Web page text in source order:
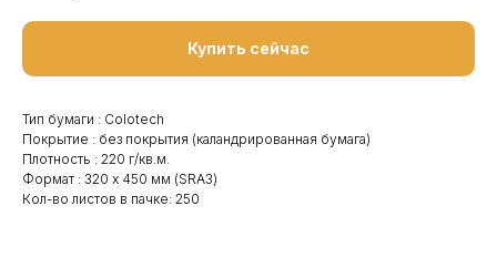
Купить сейчас
Тип бумаги : Colotech
Покрытие : без покрытия (каландрированная бумага)
Плотность : 220 г/кв.м.
Формат : 320 x 450 мм (SRA3)
Кол-во листов в пачке: 250